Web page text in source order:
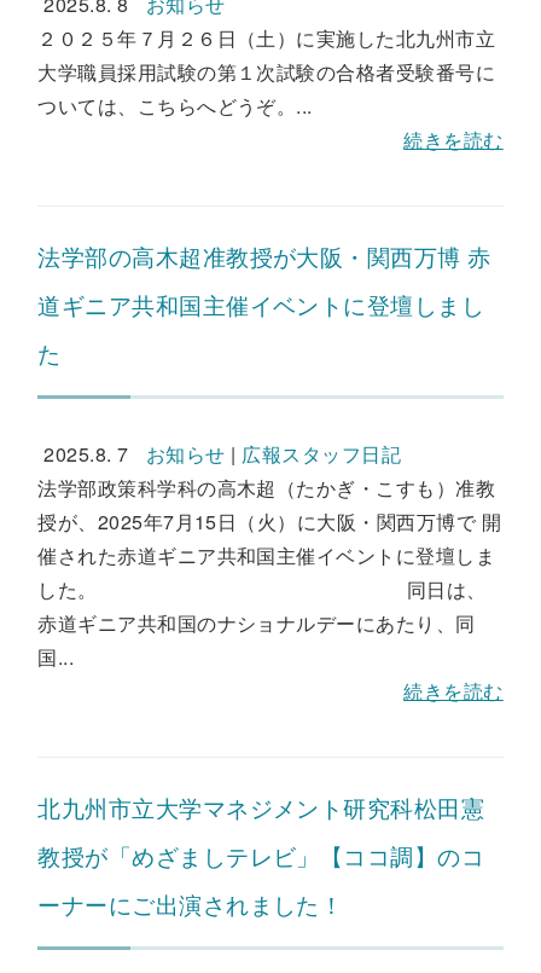
２０２５年７月２６日（土）に実施した北九州市立
大学職員採用試験の第１次試験の合格者受験番号に
ついては、こちらへどうぞ。...
続きを読む
法学部の高木超准教授が大阪・関西万博 赤
道ギニア共和国主催イベントに登壇しまし
た
2025.8. 7 お知らせ | 広報スタッフ日記
法学部政策科学科の高木超（たかぎ・こすも）准教
授が、2025年7月15日（火）に大阪・関西万博で 開
催された赤道ギニア共和国主催イベントに登壇しま
した。 同日は、
赤道ギニア共和国のナショナルデーにあたり、同
国...
続きを読む
北九州市立大学マネジメント研究科松田憲
教授が「めざましテレビ」【ココ調】のコ
ーナーにご出演されました！